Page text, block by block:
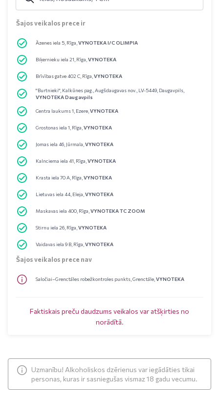
Šajos veikalos prece ir
Āzenes iela 5, Rīga, VYNOTEKA I/C OLIMPIA
Biķernieku iela 21, Rīga, VYNOTEKA
Brīvības gatve 402 C, Rīga, VYNOTEKA
"Burtnieki", Kalkūnes pag., Augšdaugavas nov., LV-5449, Daugavpils,
VYNOTEKA Daugavpils
Centra laukums 1, Ezere, VYNOTEKA
Grostonas iela 1, Rīga, VYNOTEKA
Jomas iela 46, Jūrmala, VYNOTEKA
Kalnciema iela 41, Rīga, VYNOTEKA
Krasta iela 70 A, Rīga, VYNOTEKA
Lietuvas iela 44, Eleja, VYNOTEKA
Maskavas iela 400, Rīga, VYNOTEKA TC ZOOM
Stirnu iela 26, Rīga, VYNOTEKA
Vaidavas iela 9 B, Rīga, VYNOTEKA
Šajos veikalos prece nav
Saločiai–Grenctāles robežkontroles punkts, Grenctāle, VYNOTEKA
Faktiskais preču daudzums veikalos var atšķirties no
norādītā.
Uzmanību! Alkoholiskos dzērienus var iegādāties tikai
personas, kuras ir sasniegušas vismaz 18 gadu vecumu.